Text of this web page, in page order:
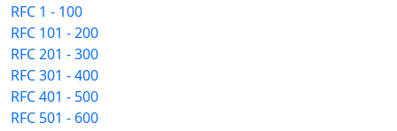
RFC 1 - 100
RFC 101 - 200
RFC 201 - 300
RFC 301 - 400
RFC 401 - 500
RFC 501 - 600